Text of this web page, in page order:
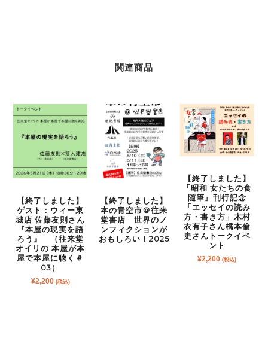
関連商品
【終了しました】
ゲスト：ウィー東
城店 佐藤友則さん
『本屋の現実を語
ろう』 （往来堂
オイリの 本屋が本
屋で本屋に聴く＃
03）
¥2,200 (税込)
【終了しました】
本の青空市＠往来
堂書店 世界のノ
ンフィクションが
おもしろい！2025
【終了しました】
『昭和 女たちの食
随筆』刊行記念
「エッセイの読み
方・書き方」木村
衣有子さん橋本倫
史さんトークイベ
ント
¥2,200 (税込)